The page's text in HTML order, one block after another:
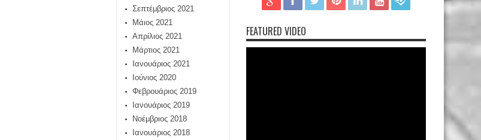
Σεπτέμβριος 2021
Μάιος 2021
Απρίλιος 2021
Μάρτιος 2021
Ιανουάριος 2021
Ιούνιος 2020
Φεβρουάριος 2019
Ιανουάριος 2019
Νοέμβριος 2018
Ιανουάριος 2018
FEATURED VIDEO